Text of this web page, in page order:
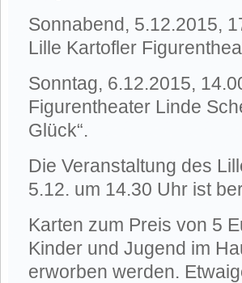
Sonnabend, 5.12.2015,
Lille Kartofler
Sonntag, 6.12.2015,
Figurentheater Linde
Glück“.
Die Veranstaltung des
5.12. um 14.30 Uhr ist
Karten zum Preis von 5
Kinder und Jugend im
erworben werden.